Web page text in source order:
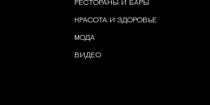
РЕСТОРАНЫ И БАРЫ
КРАСОТА И ЗДОРОВЬЕ
МОДА
ВИДЕО